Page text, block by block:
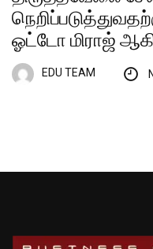
ஓட்டோ மிராஜ்
EDU TEAM